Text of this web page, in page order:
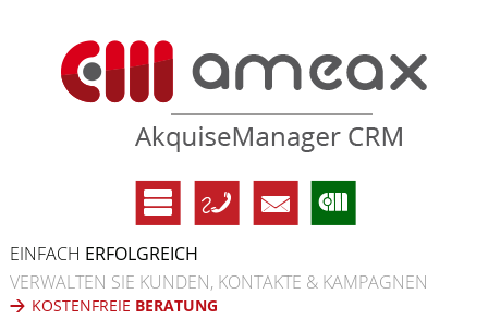
EINFACH ERFOLGREICH
VERWALTEN SIE KUNDEN, KONTAKTE & KAMPAGNEN
KOSTENFREIE BERATUNG